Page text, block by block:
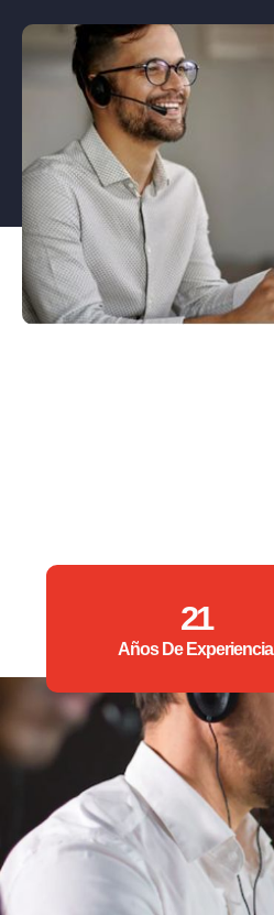
21
Años De Experiencia